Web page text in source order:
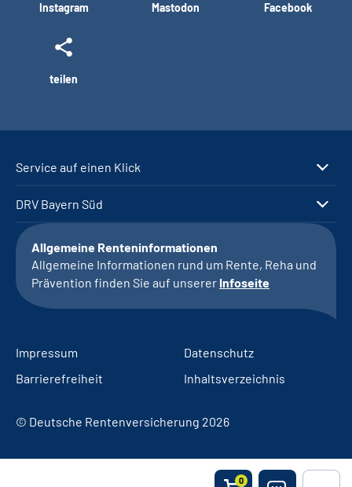
0
Instagram Mastodon Facebook
teilen
Service auf einen Klick
DRV Bayern Süd
Allgemeine Renteninformationen
Allgemeine Informationen rund um Rente, Reha und
Prävention finden Sie auf unserer Infoseite
Impressum
Datenschutz
Barrierefreiheit
Inhaltsverzeichnis
© Deutsche Rentenversicherung 2026